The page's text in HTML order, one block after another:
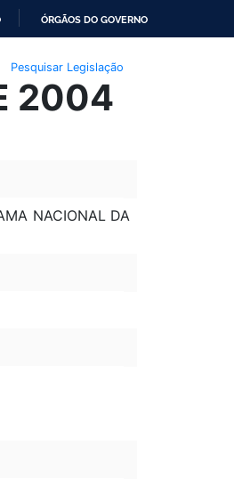
ÓRGÃOS DO GOVERNO
Pesquisar Legislação
2004
NACIONAL DA